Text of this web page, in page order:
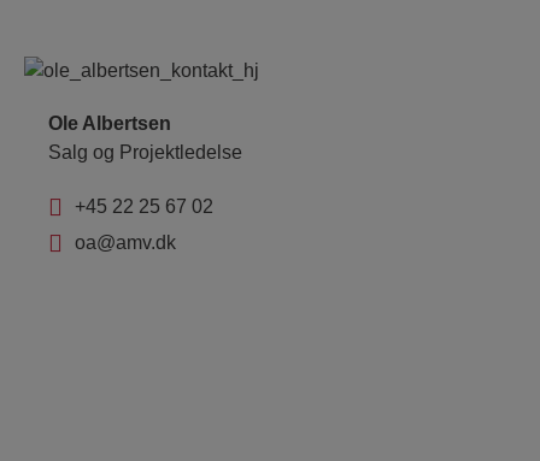
Ole Albertsen
Salg og Projektledelse
+45 22 25 67 02
oa@amv.dk